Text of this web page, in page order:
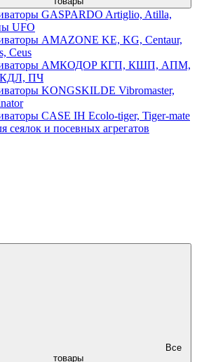
GASPARDO Artiglio, Atilla,
UFO
AMAZONE KE, KG, Centaur,
Ceus
АМКОДОР КГП, КШП, АПМ,
ПЧ
KONGSKILDE Vibromaster,
CASE IH Ecolo-tiger, Tiger-mate
сеялок и посевных агрегатов
Все
товары